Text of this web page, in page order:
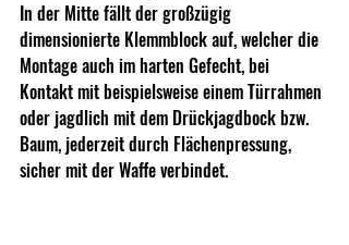
In der Mitte fällt der großzügig
dimensionierte Klemmblock auf, welcher die
Montage auch im harten Gefecht, bei
Kontakt mit beispielsweise einem Türrahmen
oder jagdlich mit dem Drückjagdbock bzw.
Baum, jederzeit durch Flächenpressung,
sicher mit der Waffe verbindet.